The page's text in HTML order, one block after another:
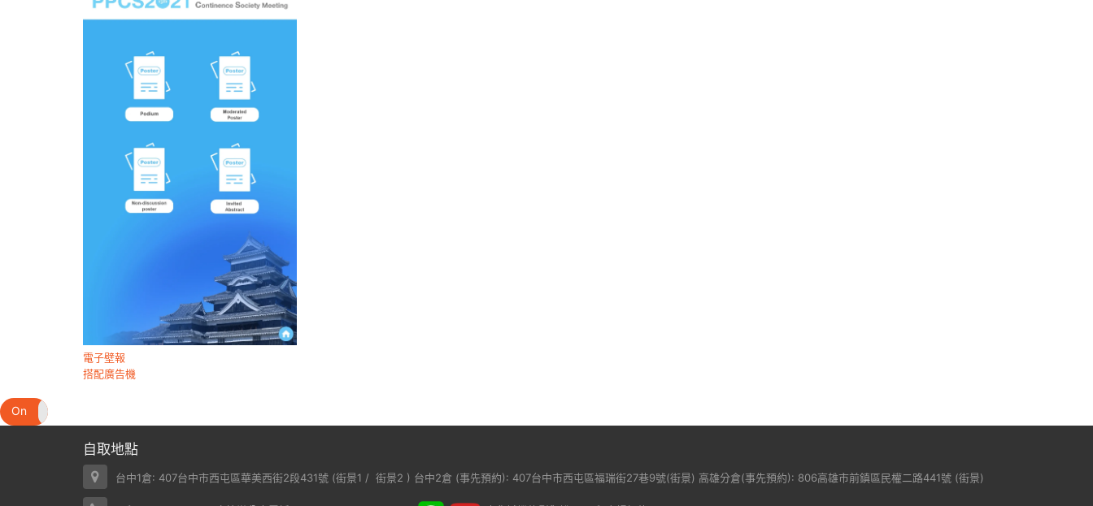
電子壁報
搭配廣告機
On
自取地點
台中1倉: 407台中市西屯區華美西街2段431號 (街景1 / 街景2 ) 台中2倉 (事先預約): 407台中市西屯區福瑞街27巷9號(街景) 高雄分倉(事先預約): 806高雄市前鎮區民權二路441號 (街景)